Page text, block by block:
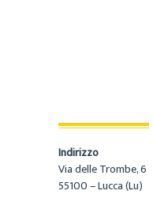
Indirizzo
Via delle Trombe, 6
55100 – Lucca (Lu)